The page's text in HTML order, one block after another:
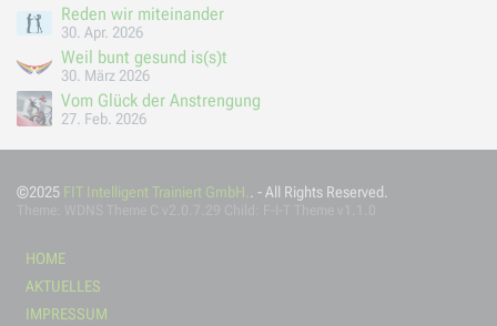
Reden wir miteinander
30. Apr. 2026
Weil bunt gesund is(s)t
30. März 2026
Vom Glück der Anstrengung
27. Feb. 2026
©2025 FIT Intelligent Trainiert GmbH.. - All Rights Reserved.
HOME
AKTUELLES
IMPRESSUM